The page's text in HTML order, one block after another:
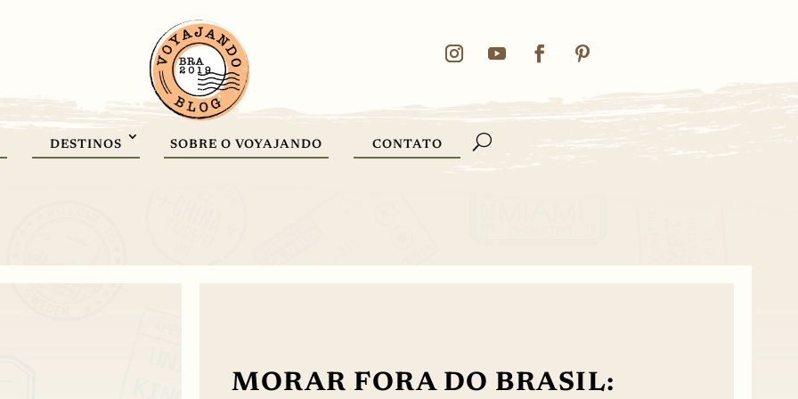
DESTINOS SOBRE O VOYAJANDO CONTATO
MORAR FORA DO BRASIL: